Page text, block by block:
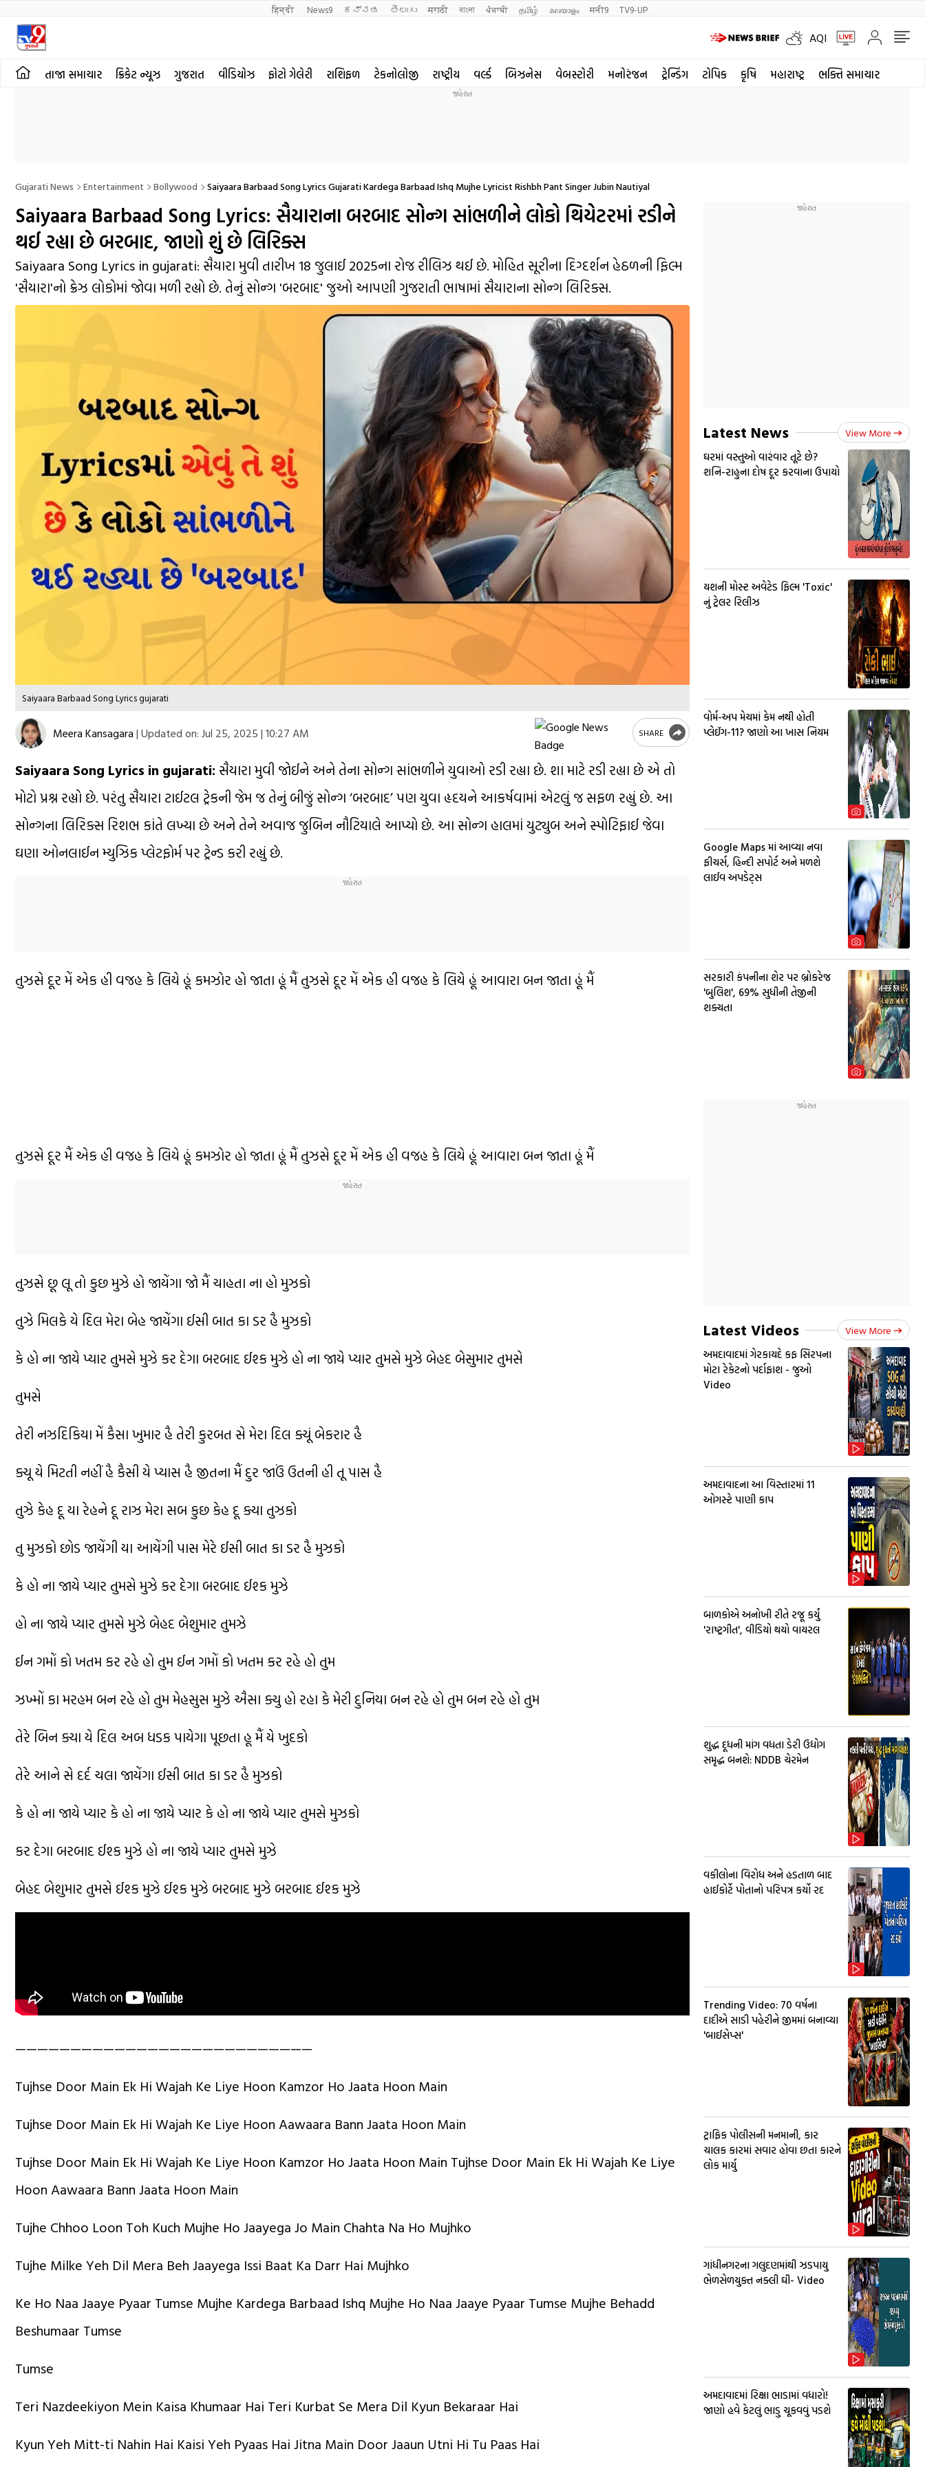
हिन्दी News9 ಕನ್ನಡ తెలుగు मराठी বাংলা ਪੰਜਾਬੀ தமிழ் മലയാളം मनी9 TV9-UP
AQI
તાજા સમાચાર ક્રિકેટ ન્યૂઝ ગુજરાત વીડિયોઝ ફોટો ગેલેરી રાશિફળ ટેકનોલોજી રાષ્ટ્રીય વર્લ્ડ બિઝનેસ વેબસ્ટોરી મનોરંજન ટ્રેન્ડિંગ ટોપિક કૃષિ મહારાષ્ટ્ર ભક્તિ સમાચાર
Gujarati News Entertainment Bollywood Saiyaara Barbaad Song Lyrics Gujarati Kardega Barbaad Ishq Mujhe Lyricist Rishbh Pant Singer Jubin Nautiyal
Saiyaara Barbaad Song Lyrics: સૈયારાના બરબાદ સોન્ગ સાંભળીને લોકો થિયેટરમાં રડીને
થઈ રહ્યા છે બરબાદ, જાણો શું છે લિરિક્સ
Saiyaara Song Lyrics in gujarati: સૈયારા મુવી તારીખ 18 જુલાઈ 2025ના રોજ રીલિઝ થઈ છે. મોહિત સૂરીના દિગ્દર્શન હેઠળની ફિલ્મ
'સૈયારા'નો ક્રેઝ લોકોમાં જોવા મળી રહ્યો છે. તેનું સોન્ગ 'બરબાદ' જુઓ આપણી ગુજરાતી ભાષામાં સૈયારાના સોન્ગ લિરિક્સ.
Saiyaara Barbaad Song Lyrics gujarati
Meera Kansagara | Updated on: Jul 25, 2025 | 10:27 AM SHARE
Saiyaara Song Lyrics in gujarati: સૈયારા મુવી જોઈને અને તેના સોન્ગ સાંભળીને યુવાઓ રડી રહ્યા છે. શા માટે રડી રહ્યા છે એ તો
મોટો પ્રશ્ન રહ્યો છે. પરંતુ સૈયારા ટાઈટલ ટ્રેકની જેમ જ તેનું બીજું સોન્ગ ‘બરબાદ’ પણ યુવા હૃદયને આકર્ષવામાં એટલું જ સફળ રહ્યું છે. આ
સોન્ગના લિરિક્સ રિશભ કાંતે લખ્યા છે અને તેને અવાજ જુબિન નૌટિયાલે આપ્યો છે. આ સોન્ગ હાલમાં યુટ્યુબ અને સ્પોટિફાઈ જેવા
ઘણા ઓનલાઈન મ્યુઝિક પ્લેટફોર્મ પર ટ્રેન્ડ કરી રહ્યું છે.
તુઝસે દૂર મેં એક હી વજહ કે લિયે હૂં કમઝોર હો જાતા હૂં મૈં તુઝસે દૂર મેં એક હી વજહ કે લિયે હૂં આવારા બન જાતા હૂં મૈં
તુઝસે દૂર મૈં એક હી વજહ કે લિયે હૂં કમઝોર હો જાતા હૂં મૈં તુઝસે દૂર મેં એક હી વજહ કે લિયે હૂં આવારા બન જાતા હૂં મૈં
તુઝસે છૂ લૂ તો કુછ મુઝે હો જાયેંગા જો મૈં ચાહતા ના હો મુઝકો
તુઝે મિલકે યે દિલ મેરા બેહ જાયેંગા ઈસી બાત કા ડર હૈ મુઝકો
કે હો ના જાયે પ્યાર તુમસે મુઝે કર દેગા બરબાદ ઈશ્ક મુઝે હો ના જાયે પ્યાર તુમસે મુઝે બેહદ બેસુમાર તુમસે
તુમસે
તેરી નઝદિકિયા મેં કૈસા ખુમાર હૈ તેરી કુરબત સે મેરા દિલ ક્યૂં બેકરાર હૈ
ક્યૂ યે મિટતી નહીં હૈ કૈસી યે પ્યાસ હૈ જીતના મૈં દુર જાઉં ઉતની હી તૂ પાસ હૈ
તુઝે કેહ દૂ યા રેહને દૂ રાઝ મેરા સબ કુછ કેહ દૂ ક્યા તુઝકો
તુ મુઝકો છોડ જાયેંગી યા આયેંગી પાસ મેરે ઈસી બાત કા ડર હૈ મુઝકો
કે હો ના જાયે પ્યાર તુમસે મુઝે કર દેગા બરબાદ ઈશ્ક મુઝે
હો ના જાયે પ્યાર તુમસે મુઝે બેહદ બેશુમાર તુમઝે
ઈન ગમોં કો ખતમ કર રહે હો તુમ ઈન ગમોં કો ખતમ કર રહે હો તુમ
ઝખ્મોં કા મરહમ બન રહે હો તુમ મેહસુસ મુઝે ઐસા ક્યુ હો રહા કે મેરી દુનિયા બન રહે હો તુમ બન રહે હો તુમ
તેરે બિન ક્યા યે દિલ અબ ધડક પાયેગા પૂછતા હૂ મૈં યે ખુદકો
તેરે આને સે દર્દ ચલા જાયેંગા ઈસી બાત કા ડર હૈ મુઝકો
કે હો ના જાયે પ્યાર કે હો ના જાયે પ્યાર કે હો ના જાયે પ્યાર તુમસે મુઝકો
કર દેગા બરબાદ ઈશ્ક મુઝે હો ના જાયે પ્યાર તુમસે મુઝે
બેહદ બેશુમાર તુમસે ઈશ્ક મુઝે ઈશ્ક મુઝે બરબાદ મુઝે બરબાદ ઈશ્ક મુઝે
———————————————————————————
Tujhse Door Main Ek Hi Wajah Ke Liye Hoon Kamzor Ho Jaata Hoon Main
Tujhse Door Main Ek Hi Wajah Ke Liye Hoon Aawaara Bann Jaata Hoon Main
Tujhse Door Main Ek Hi Wajah Ke Liye Hoon Kamzor Ho Jaata Hoon Main Tujhse Door Main Ek Hi Wajah Ke Liye
Hoon Aawaara Bann Jaata Hoon Main
Tujhe Chhoo Loon Toh Kuch Mujhe Ho Jaayega Jo Main Chahta Na Ho Mujhko
Tujhe Milke Yeh Dil Mera Beh Jaayega Issi Baat Ka Darr Hai Mujhko
Ke Ho Naa Jaaye Pyaar Tumse Mujhe Kardega Barbaad Ishq Mujhe Ho Naa Jaaye Pyaar Tumse Mujhe Behadd
Beshumaar Tumse
Tumse
Teri Nazdeekiyon Mein Kaisa Khumaar Hai Teri Kurbat Se Mera Dil Kyun Bekaraar Hai
Kyun Yeh Mitt-ti Nahin Hai Kaisi Yeh Pyaas Hai Jitna Main Door Jaaun Utni Hi Tu Paas Hai
Latest News View More
ઘરમાં વસ્તુઓ વારંવાર તૂટે છે?
શનિ-રાહુના દોષ દૂર કરવાના ઉપાયો
યશની મોસ્ટ અવેટેડ ફિલ્મ 'Toxic'
નું ટ્રેલર રિલીઝ
વોર્મ-અપ મેચમાં કેમ નથી હોતી
પ્લેઈંગ-11? જાણો આ ખાસ નિયમ
Google Maps માં આવ્યા નવા
ફીચર્સ, હિન્દી સપોર્ટ અને મળશે
લાઈવ અપડેટ્સ
સરકારી કંપનીના શેર પર બ્રોકરેજ
'બુલિશ', 69% સુધીની તેજીની
શક્યતા
Latest Videos View More
અમદાવાદમાં ગેરકાયદે કફ સિરપના
મોટા રેકેટનો પર્દાફાશ - જુઓ
Video
અમદાવાદના આ વિસ્તારમાં 11
ઓગસ્ટે પાણી કાપ
બાળકોએ અનોખી રીતે રજૂ કર્યું
'રાષ્ટ્રગીત', વીડિયો થયો વાયરલ
શુદ્ધ દૂધની માંગ વધતા ડેરી ઉદ્યોગ
સમૃદ્ધ બનશે: NDDB ચેરમેન
વકીલોના વિરોધ અને હડતાળ બાદ
હાઈકોર્ટે પોતાનો પરિપત્ર કર્યો રદ
Trending Video: 70 વર્ષના
દાદીએ સાડી પહેરીને જીમમાં બનાવ્યા
'બાઈસેપ્સ'
ટ્રાફિક પોલીસની મનમાની, કાર
ચાલક કારમાં સવાર હોવા છતા કારને
લોક માર્યુ
ગાંધીનગરના ગલુદણમાંથી ઝડપાયુ
ભેળસેળયુક્ત નક્લી ઘી- Video
અમદાવાદમાં રિક્ષા ભાડામાં વધારો!
જાણો હવે કેટલું ભાડુ ચૂકવવું પડશે